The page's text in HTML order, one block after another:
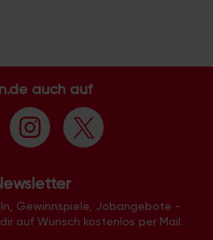
auch auf
Gewinnspiele, Jobangebote -
auf Wunsch kostenlos per Mail.